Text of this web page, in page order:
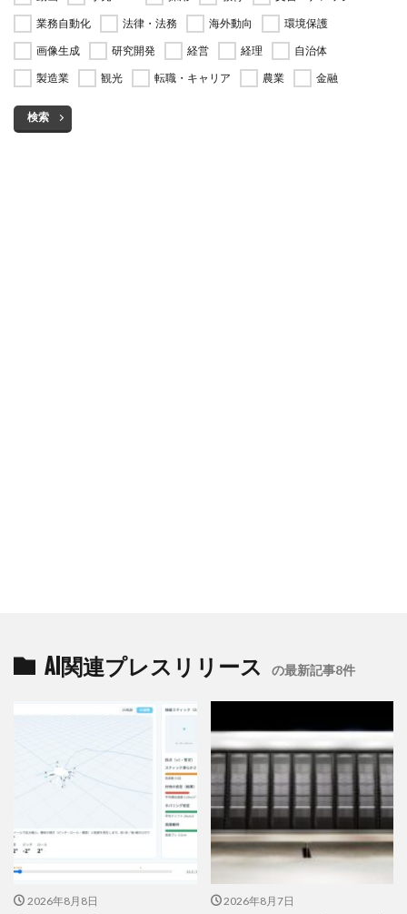
業務自動化
法律・法務 海外動向
環境保護
画像生成
研究開発 経営 経理
自治体
製造業
観光 転職・キャリア 農業 金融
検索
AI関連プレスリリース の最新記事8件
2026年8月8日 2026年8月7日